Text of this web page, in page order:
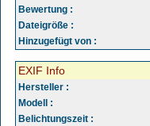
Bewertung :
Dateigröße :
Hinzugefügt von :
EXIF Info
Hersteller :
Modell :
Belichtungszeit :